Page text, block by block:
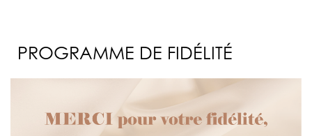
PROGRAMME DE FIDÉLITÉ